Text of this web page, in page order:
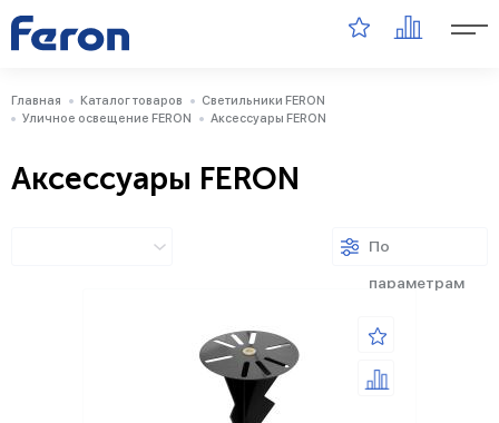
Главная Каталог товаров
Светильники FERON
Уличное освещение FERON
Аксессуары FERON
Аксессуары FERON
По
параметрам